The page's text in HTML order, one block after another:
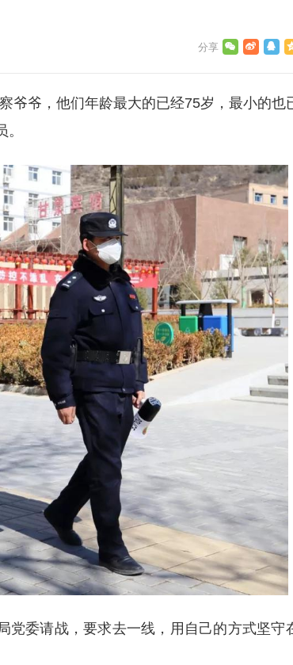
爷，他们年龄最大的已经75岁，最小的也
委请战，要求去一线，用自己的方式坚守